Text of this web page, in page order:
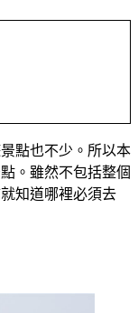
點也不少。所以本
。雖然不包括整個
知道哪裡必須去